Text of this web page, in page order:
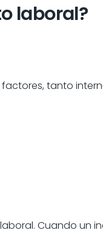
laboral?
tanto
Cuando un